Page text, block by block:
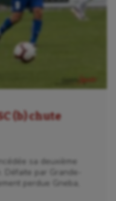
(b) chute
sa deuxième
Défaite par Grande-
perdue Gneba,